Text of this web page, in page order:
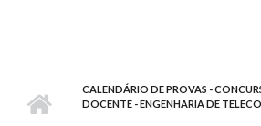
CALENDÁRIO DE PROVAS -
DOCENTE - ENGENHARIA DE